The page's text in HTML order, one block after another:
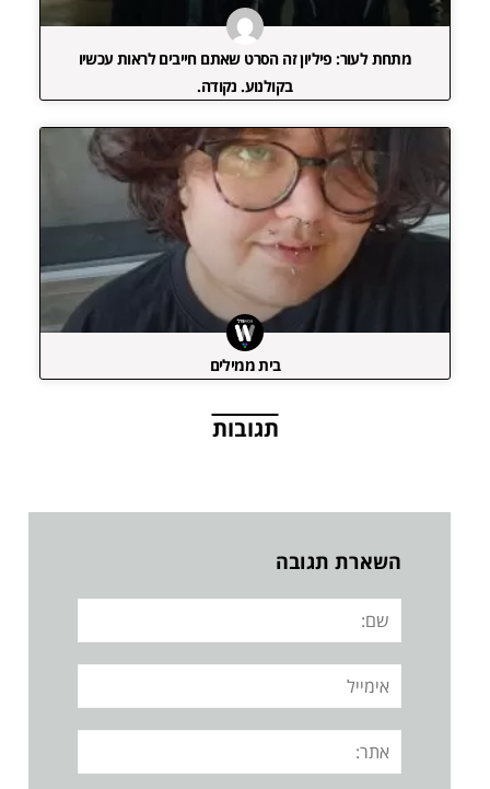
מתחת לעור: פיליון זה הסרט שאתם חייבים לראות עכשיו
בקולנוע. נקודה.
בית ממילים
תגובות
השארת תגובה
שם:
אימייל
אתר: